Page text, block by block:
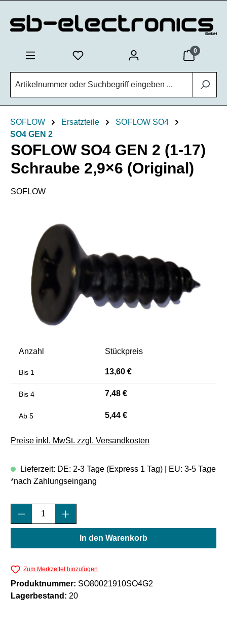
0
SOFLOW Ersatzteile
SOFLOW SO4
SO4 GEN 2
SOFLOW SO4 GEN 2 (1-17)
Schraube 2,9×6 (Original)
SOFLOW
Bildergalerie überspringen
Anzahl Stückpreis
Bis 1 13,60 €
Bis 4 7,48 €
Ab 5 5,44 €
Preise inkl. MwSt. zzgl. Versandkosten
Lieferzeit: DE: 2-3 Tage (Express 1 Tag) | EU: 3-5 Tage
*nach Zahlungseingang
Produkt Anzahl: Gib den gewünschten
In den Warenkorb
Zum Merkzettel hinzufügen
Produktnummer: SO80021910SO4G2
Lagerbestand: 20